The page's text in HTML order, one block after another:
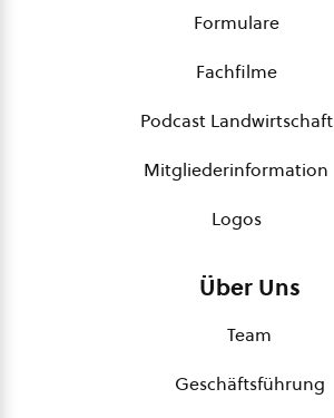
Formulare
Fachfilme
Podcast Landwirtschaft
Mitgliederinformation
Logos
Über Uns
Team
Geschäftsführung